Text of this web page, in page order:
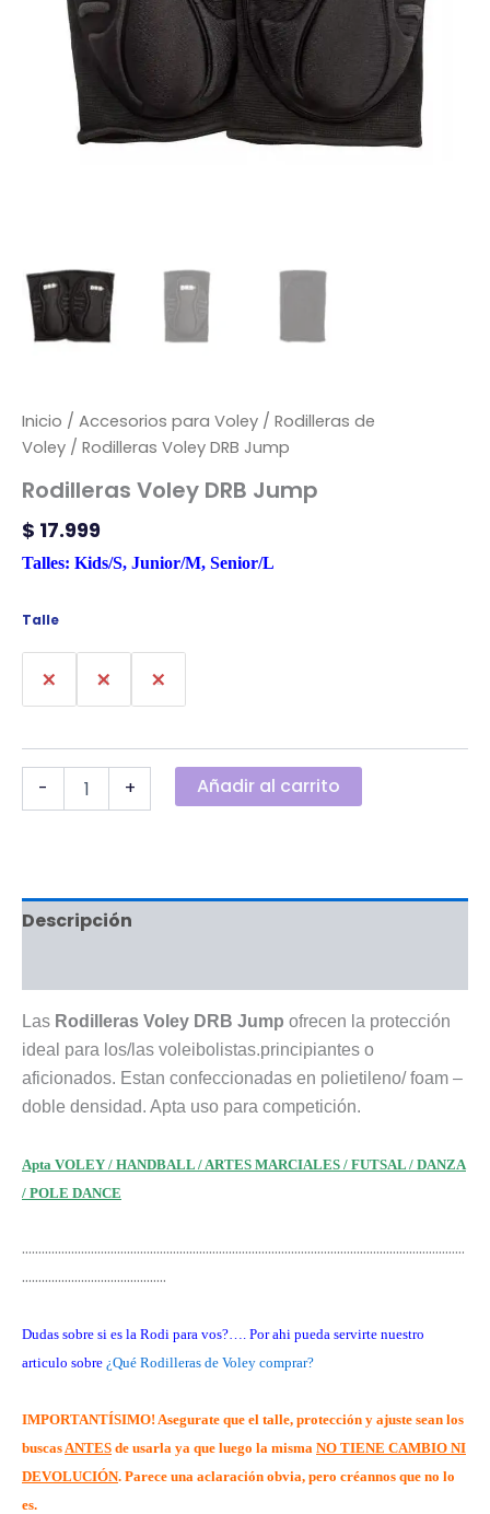
Inicio / Accesorios para Voley / Rodilleras de
Voley / Rodilleras Voley DRB Jump
Rodilleras Voley DRB Jump
$ 17.999
Talles: Kids/S, Junior/M, Senior/L
Talle
S M L
- + Añadir al carrito
Descripción
Las Rodilleras Voley DRB Jump ofrecen la protección
ideal para los/las voleibolistas.principiantes o
aficionados. Estan confeccionadas en polietileno/ foam –
doble densidad. Apta uso para competición.
Apta VOLEY / HANDBALL / ARTES MARCIALES / FUTSAL / DANZA
/ POLE DANCE
………………………………………………………………………………………………………………………
……………………………………..
Dudas sobre si es la Rodi para vos?…. Por ahi pueda servirte nuestro
articulo sobre ¿Qué Rodilleras de Voley comprar?
IMPORTANTÍSIMO! Asegurate que el talle, protección y ajuste sean los
buscas ANTES de usarla ya que luego la misma NO TIENE CAMBIO NI
DEVOLUCIÓN. Parece una aclaración obvia, pero créannos que no lo
es.